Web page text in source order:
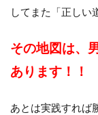
してまた「正しい
その地図は、
あります！！
あとは実践すれば